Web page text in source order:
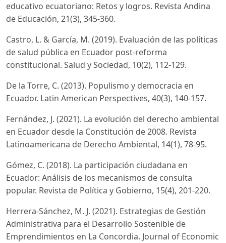
educativo ecuatoriano: Retos y logros. Revista Andina
de Educación, 21(3), 345-360.
Castro, L. & García, M. (2019). Evaluación de las políticas
de salud pública en Ecuador post-reforma
constitucional. Salud y Sociedad, 10(2), 112-129.
De la Torre, C. (2013). Populismo y democracia en
Ecuador. Latin American Perspectives, 40(3), 140-157.
Fernández, J. (2021). La evolución del derecho ambiental
en Ecuador desde la Constitución de 2008. Revista
Latinoamericana de Derecho Ambiental, 14(1), 78-95.
Gómez, C. (2018). La participación ciudadana en
Ecuador: Análisis de los mecanismos de consulta
popular. Revista de Política y Gobierno, 15(4), 201-220.
Herrera-Sánchez, M. J. (2021). Estrategias de Gestión
Administrativa para el Desarrollo Sostenible de
Emprendimientos en La Concordia. Journal of Economic